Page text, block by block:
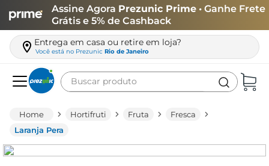
Assine Agora Prezunic Prime • Ganhe Frete
Grátis e 5% de Cashback
Entrega em casa ou retire em loja?
Você está no Prezunic Rio de Janeiro
Buscar produto
Hortifruti Fruta
Fresca
Laranja Pera
leite